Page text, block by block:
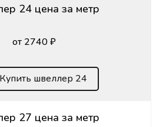
24 цена за метр
от 2740 ₽
Купить швеллер 24
27 цена за метр